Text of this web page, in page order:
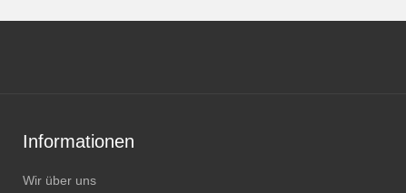
Informationen
Wir über uns